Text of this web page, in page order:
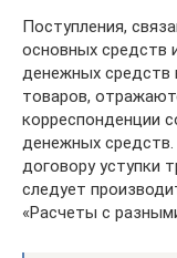
Поступления,
основных средств
денежных средств
товаров,
корреспонденции
денежных
договору уступки
следует
«Расчеты с